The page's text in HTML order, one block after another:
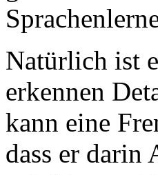
Natürlich ist
erkennen
kann eine
dass er darin